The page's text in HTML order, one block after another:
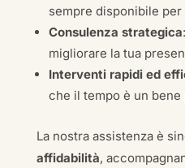
sempre disponibile
Consulenza strategica
migliorare la tua
Interventi rapidi ed
che il tempo è un bene
La nostra assistenza è
affidabilità,